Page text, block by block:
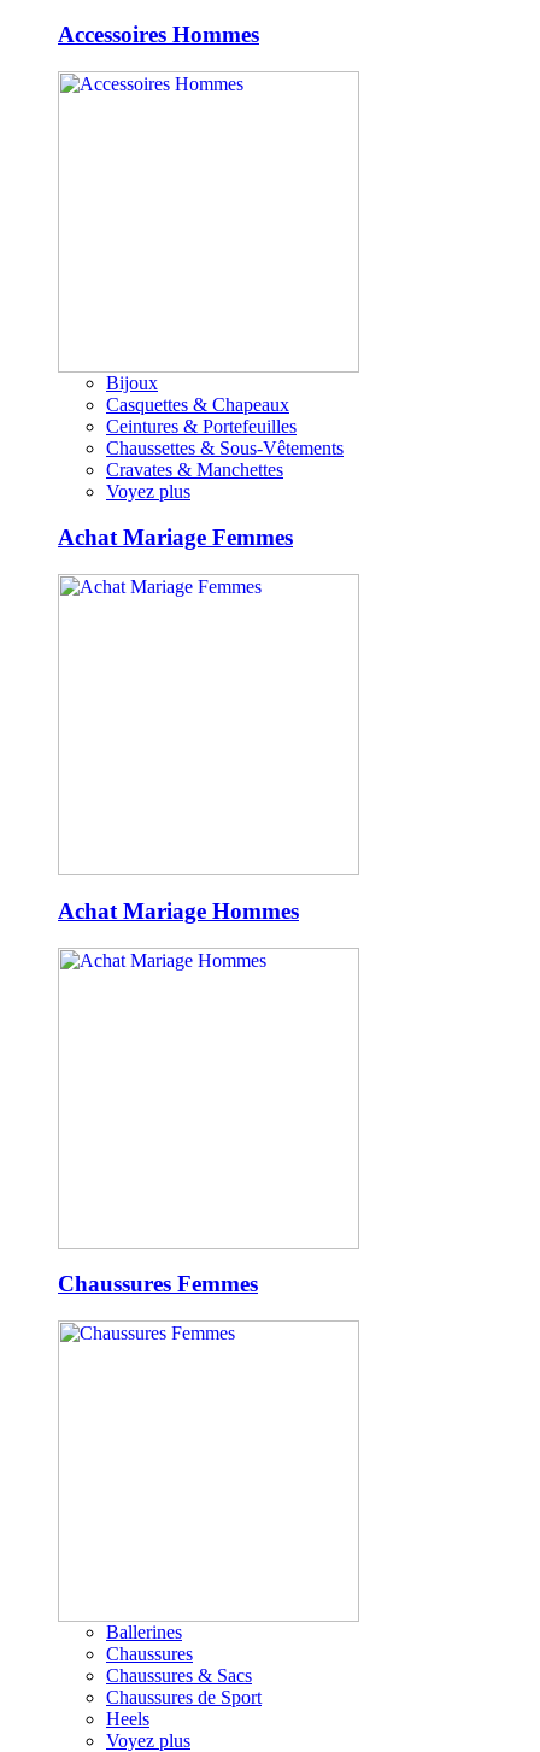
Accessoires Hommes
Bijoux
Casquettes & Chapeaux
Ceintures & Portefeuilles
Chaussettes & Sous-Vêtements
Cravates & Manchettes
Voyez plus
Achat Mariage Femmes
Achat Mariage Hommes
Chaussures Femmes
Ballerines
Chaussures
Chaussures & Sacs
Chaussures de Sport
Heels
Voyez plus